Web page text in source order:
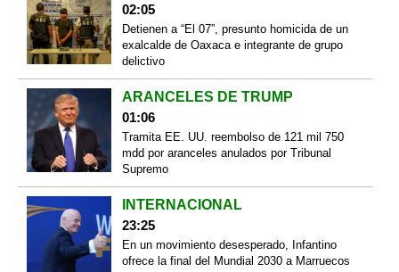
02:05
Detienen a “El 07”, presunto homicida de un
exalcalde de Oaxaca e integrante de grupo
delictivo
ARANCELES DE TRUMP
01:06
Tramita EE. UU. reembolso de 121 mil 750
mdd por aranceles anulados por Tribunal
Supremo
INTERNACIONAL
23:25
En un movimiento desesperado, Infantino
ofrece la final del Mundial 2030 a Marruecos